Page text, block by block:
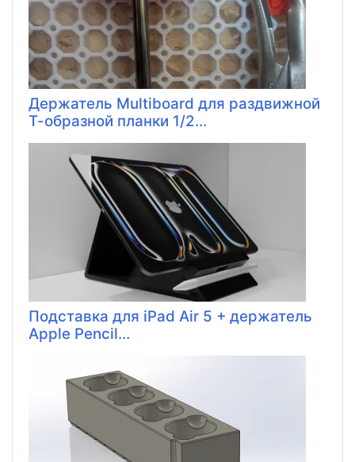
Держатель Multiboard для раздвижной
Т-образной планки 1/2...
Подставка для iPad Air 5 + держатель
Apple Pencil...